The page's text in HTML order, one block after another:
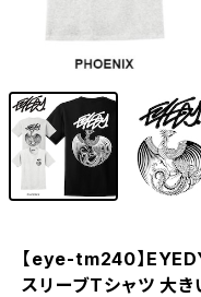
【eye-tm240】
スリーブTシャツ 大